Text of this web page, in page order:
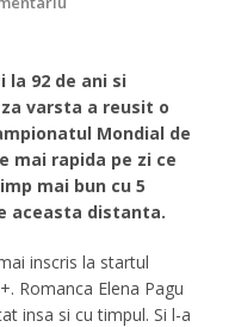
la 92 de ani si
varsta a reusit o
Mondial de
mai rapida pe zi ce
mai bun cu 5
aceasta distanta.
inscris la startul
Romanca Elena Pagu
insa si cu timpul. Si l-a